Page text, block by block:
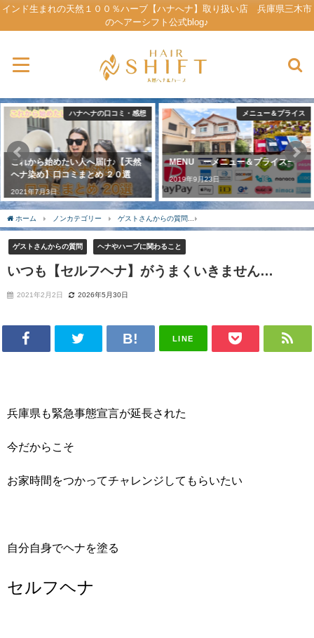
インド生まれの天然１００％ハーブ【ハナへナ】取り扱い店 兵庫県三木市
のヘアーシフト公式blog♪
メニュー＆プライス
MENU ーメニュー＆プライスー
2019年9月23日
自己紹介
まずは自己紹介とお店のCONCEPT
－コンセプトー
2019年12月31日
ホーム ノンカテゴリー ゲストさんからの質問
ゲストさんからの質問 ヘナやハーブに関わること
いつも【セルフヘナ】がうまくいきません…
2021年2月2日 2026年5月30日
LINE
兵庫県も緊急事態宣言が延長された
今だからこそ
お家時間をつかってチャレンジしてもらいたい
自分自身でヘナを塗る
セルフヘナ